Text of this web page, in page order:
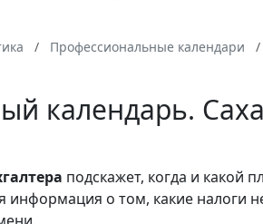
Профессиональные календари
календарь.
подскажет, когда и какой
информация о том, какие налоги